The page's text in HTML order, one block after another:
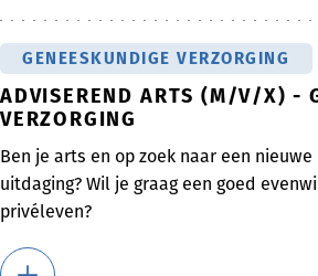
GENEESKUNDIGE VERZORGING
ADVISEREND ARTS (M/V/X) -
VERZORGING
Ben je arts en op zoek naar een
uitdaging? Wil je graag een goed
privéleven?